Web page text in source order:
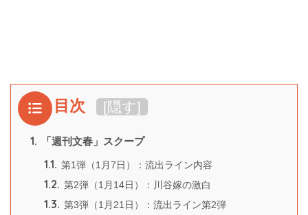
目次 [隠す]
1. 「週刊文春」スクープ
1.1. 第1弾（1月7日）：流出ライン内容
1.2. 第2弾（1月14日）：川谷嫁の激白
1.3. 第3弾（1月21日）：流出ライン第2弾